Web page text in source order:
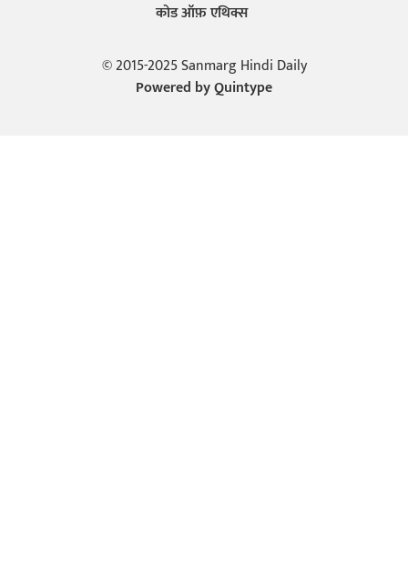
कोड ऑफ़ एथिक्स
© 2015-2025 Sanmarg Hindi Daily
Powered byQuintype